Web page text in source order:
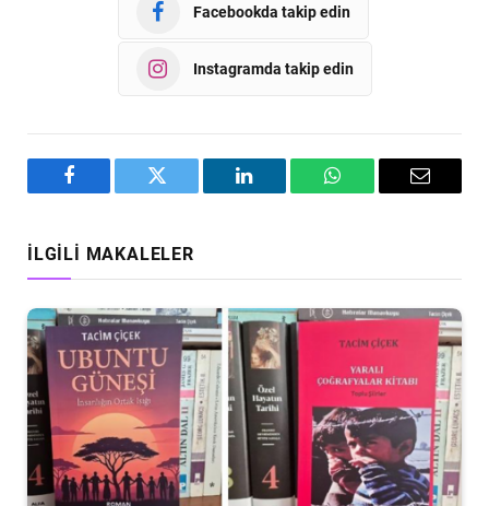
Facebookda takip edin
Instagramda takip edin
Facebook Twitter LinkedIn WhatsAppEmail
İLGILI MAKALELER